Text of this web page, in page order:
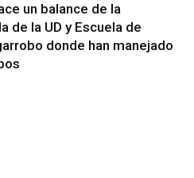
un balance de la
de la UD y Escuela de
donde han manejado